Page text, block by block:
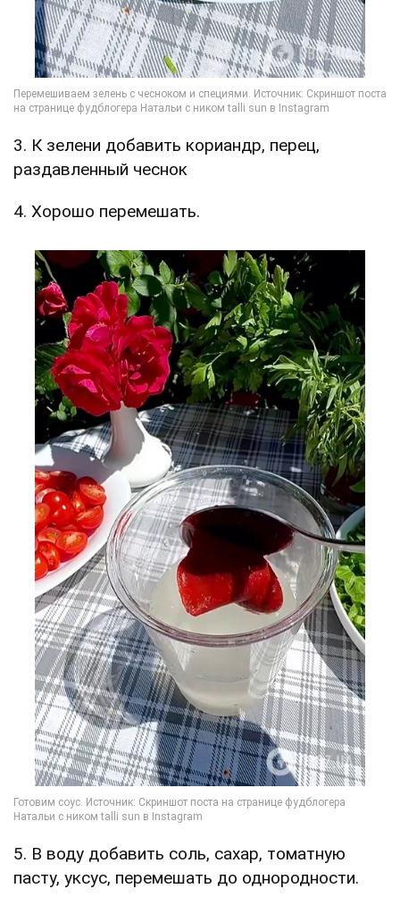
3. К зелени добавить кориандр, перец,
раздавленный чеснок
4. Хорошо перемешать.
5. В воду добавить соль, сахар, томатную
пасту, уксус, перемешать до однородности.